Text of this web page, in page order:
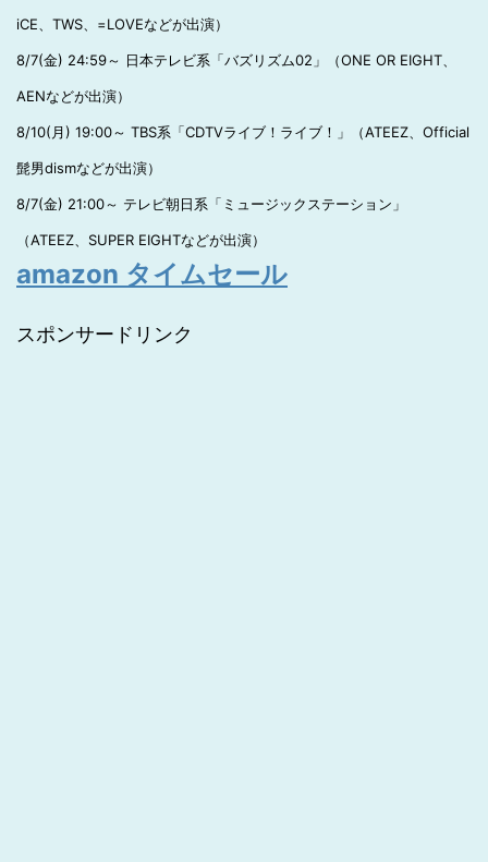
iCE、TWS、=LOVEなどが出演）
8/7(金) 24:59～ 日本テレビ系「バズリズム02」（ONE OR EIGHT、
AENなどが出演）
8/10(月) 19:00～ TBS系「CDTVライブ！ライブ！」（ATEEZ、Official
髭男dismなどが出演）
8/7(金) 21:00～ テレビ朝日系「ミュージックステーション」
（ATEEZ、SUPER EIGHTなどが出演）
amazon タイムセール
スポンサードリンク